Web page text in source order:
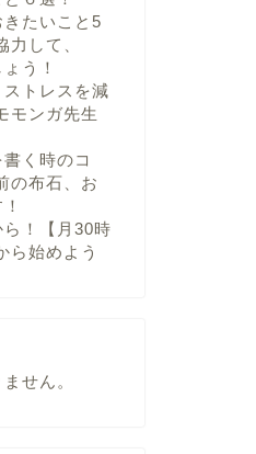
たいこと5
して、
う！
ストレスを減
モンガ先生
く時のコ
の布石、お
！【月30時
ら始めよう
せん。